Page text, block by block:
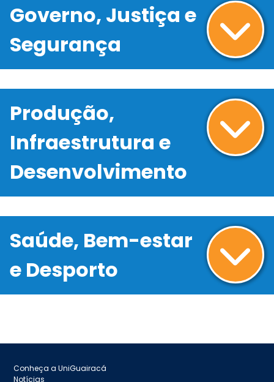
Governo, Justiça e
Segurança
Produção,
Infraestrutura e
Desenvolvimento
Saúde, Bem-estar
e Desporto
Conheça a UniGuairacá
Notícias